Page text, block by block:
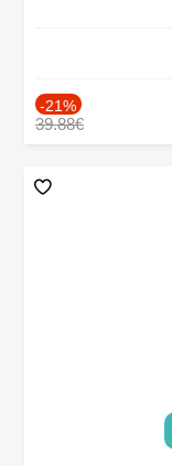
-21%
39.88€